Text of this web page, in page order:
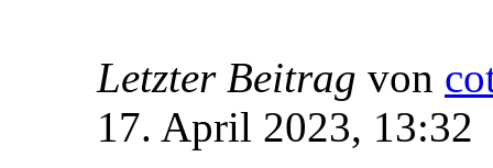
Letzter Beitrag von
17. April 2023, 13:32